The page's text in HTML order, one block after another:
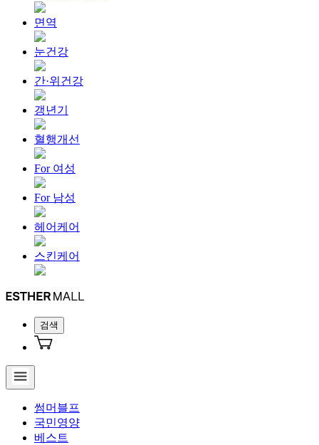
면역
눈건강
간·위건강
갱년기
혈행개선
For 여성
For 남성
헤어케어
스킨케어
검색
썸머블프
국민영양
베스트